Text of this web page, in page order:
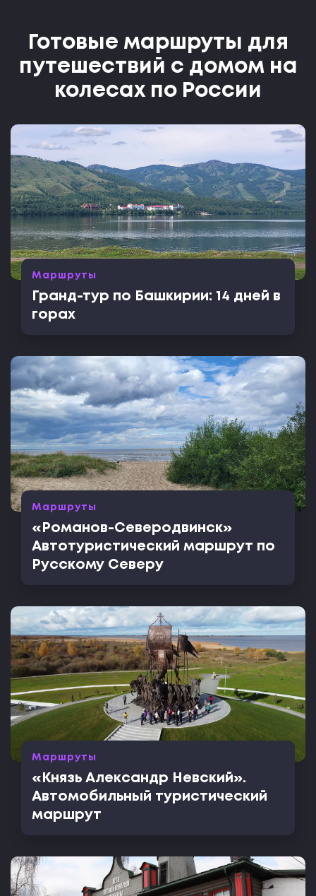
Готовые маршруты для
путешествий с домом на
колесах по России
Маршруты
Гранд-тур по Башкирии: 14 дней в
горах
Маршруты
«Романов-Северодвинск»
Автотуристический маршрут по
Русскому Северу
Маршруты
«Князь Александр Невский».
Автомобильный туристический
маршрут